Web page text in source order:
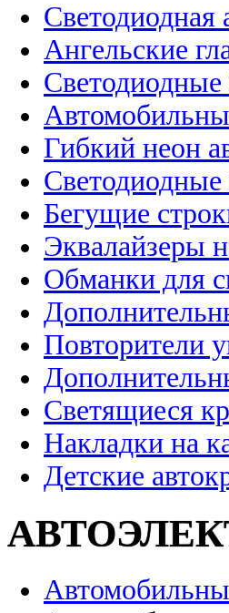
Светодиодная
Ангельские
Гибкий неон
Светодиодные
Бегущие
Эквалайзеры
Обманки для
Повторители
Светящиеся
Накладки на
Детские